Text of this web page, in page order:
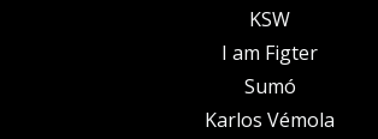
KSW
I am Figter
Sumó
Karlos Vémola